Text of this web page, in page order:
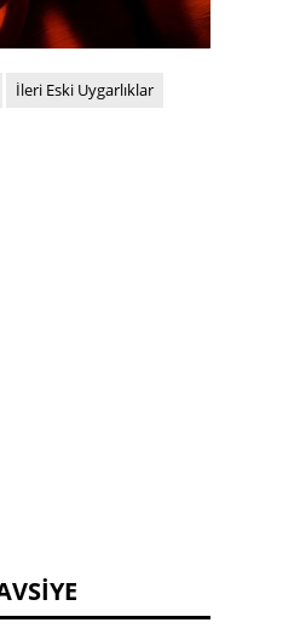
İleri Eski Uygarlıklar